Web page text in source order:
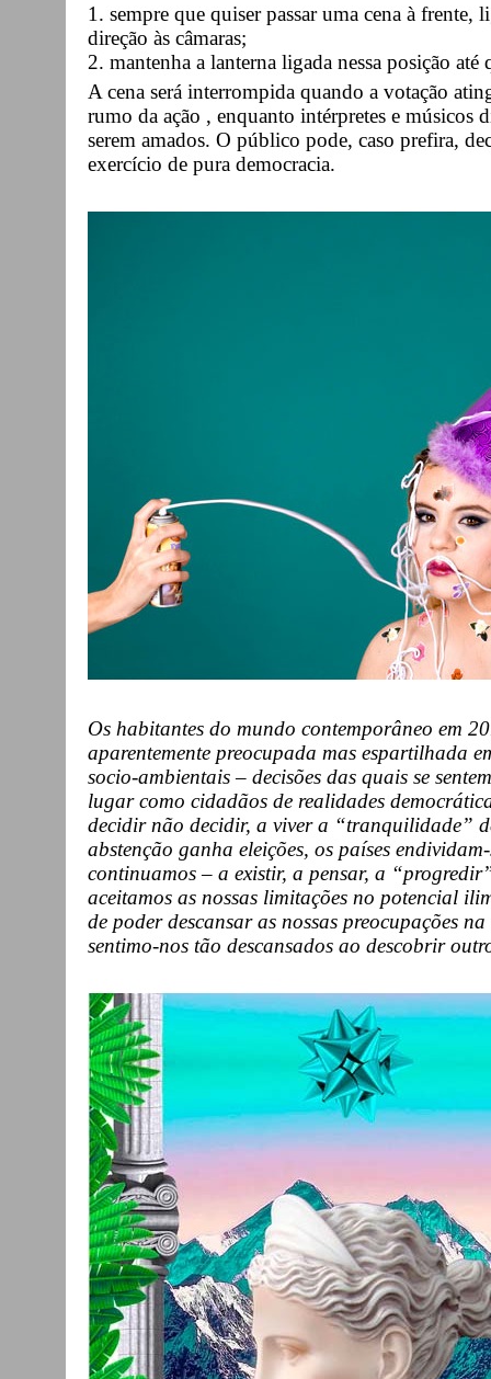
1. sempre que quiser passar uma cena à frente,
direção às câmaras;
2. mantenha a lanterna ligada nessa posição até
A cena será interrompida quando a votação
rumo da ação , enquanto intérpretes e músicos
serem amados. O público pode, caso prefira,
exercício de pura democracia.
Os habitantes do mundo contemporâneo em
aparentemente preocupada mas espartilhada
socio-ambientais – decisões das quais se
lugar como cidadãos de realidades
decidir não decidir, a viver a “tranquilidade”
abstenção ganha eleições, os países
continuamos – a existir, a pensar, a
aceitamos as nossas limitações no potencial
de poder descansar as nossas preocupações
sentimo-nos tão descansados ao descobrir